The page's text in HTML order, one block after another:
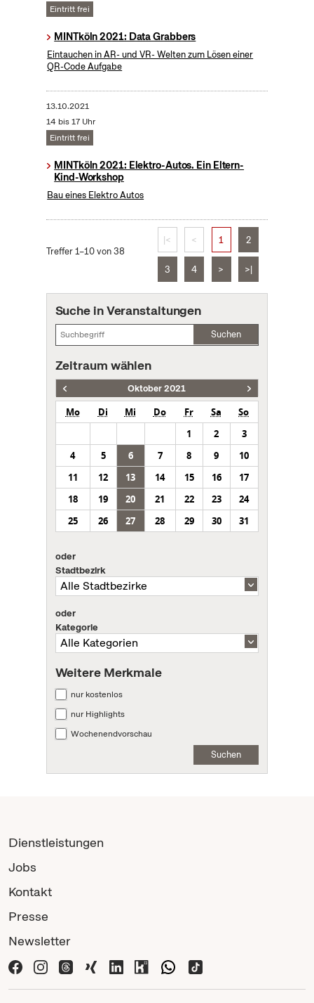
Eintritt frei
MINTköln 2021: Data Grabbers
Eintauchen in AR- und VR- Welten zum Lösen einer
QR-Code Aufgabe
13.10.2021
14 bis 17 Uhr
Eintritt frei
MINTköln 2021: Elektro-Autos. Ein Eltern-
Kind-Workshop
Bau eines Elektro Autos
Treffer 1–10 von 38
|< < 1 2
3 4 > >|
Suche in Veranstaltungen
Suchen
Zeitraum wählen
Oktober 2021
Mo Di Mi Do Fr Sa
So
1
2
3
4
5 6 7 8 9
10
11
12 13 14 15 16
17
18
19 20 21 22 23
24
25
26 27 28 29 30 31
oder
Stadtbezirk
oder
Kategorie
Weitere Merkmale
nur kostenlos
nur Highlights
Wochenendvorschau
Suchen
Dienstleistungen
Jobs
Kontakt
Presse
Newsletter